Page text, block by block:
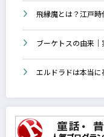
飛縁魔とは？江戸
ブーケトスの由来
エルドラドは本当